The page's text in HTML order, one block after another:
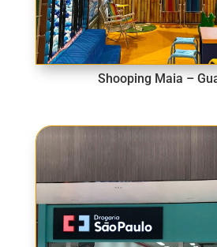
Shooping Maia –